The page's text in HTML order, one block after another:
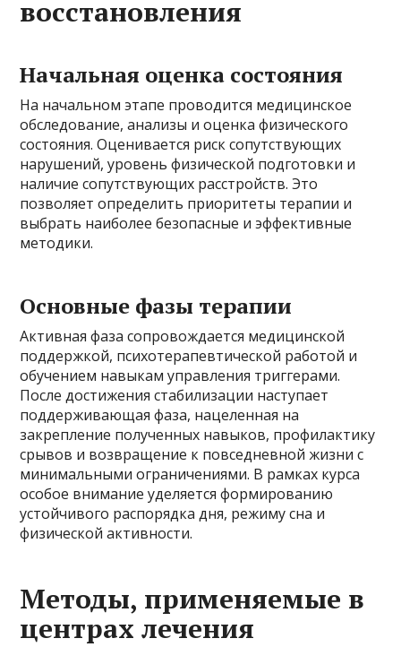
восстановления
Начальная оценка состояния
На начальном этапе проводится медицинское
обследование, анализы и оценка физического
состояния. Оценивается риск сопутствующих
нарушений, уровень физической подготовки и
наличие сопутствующих расстройств. Это
позволяет определить приоритеты терапии и
выбрать наиболее безопасные и эффективные
методики.
Основные фазы терапии
Активная фаза сопровождается медицинской
поддержкой, психотерапевтической работой и
обучением навыкам управления триггерами.
После достижения стабилизации наступает
поддерживающая фаза, нацеленная на
закрепление полученных навыков, профилактику
срывов и возвращение к повседневной жизни с
минимальными ограничениями. В рамках курса
особое внимание уделяется формированию
устойчивого распорядка дня, режиму сна и
физической активности.
Методы, применяемые в
центрах лечения